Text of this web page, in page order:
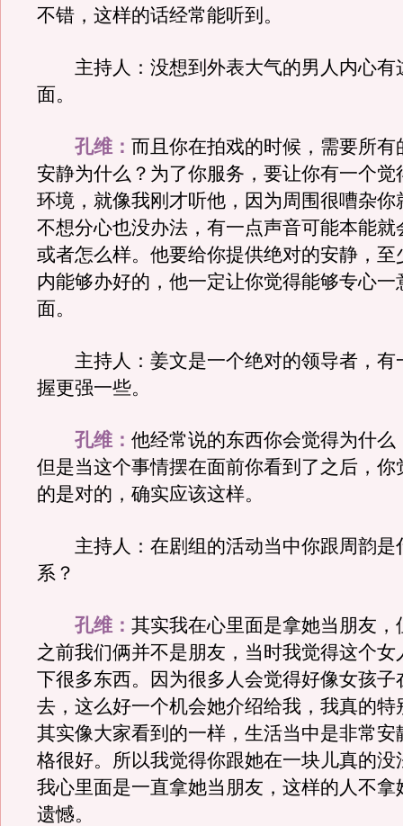
不错，这样的话经常能听到。
主持人：没想到外表大气的男人内心有
面。
孔维： 而且你在拍戏的时候，需要所有
安静为什么？为了你服务，要让你有一个觉
环境，就像我刚才听他，因为周围很嘈杂你
不想分心也没办法，有一点声音可能本能就
或者怎么样。他要给你提供绝对的安静，至
内能够办好的，他一定让你觉得能够专心一
面。
主持人：姜文是一个绝对的领导者，有
握更强一些。
孔维： 他经常说的东西你会觉得为什么
但是当这个事情摆在面前你看到了之后，你
的是对的，确实应该这样。
主持人：在剧组的活动当中你跟周韵是
系？
孔维： 其实我在心里面是拿她当朋友，
之前我们俩并不是朋友，当时我觉得这个女
下很多东西。因为很多人会觉得好像女孩子
去，这么好一个机会她介绍给我，我真的特
其实像大家看到的一样，生活当中是非常安
格很好。所以我觉得你跟她在一块儿真的没
我心里面是一直拿她当朋友，这样的人不拿
遗憾。